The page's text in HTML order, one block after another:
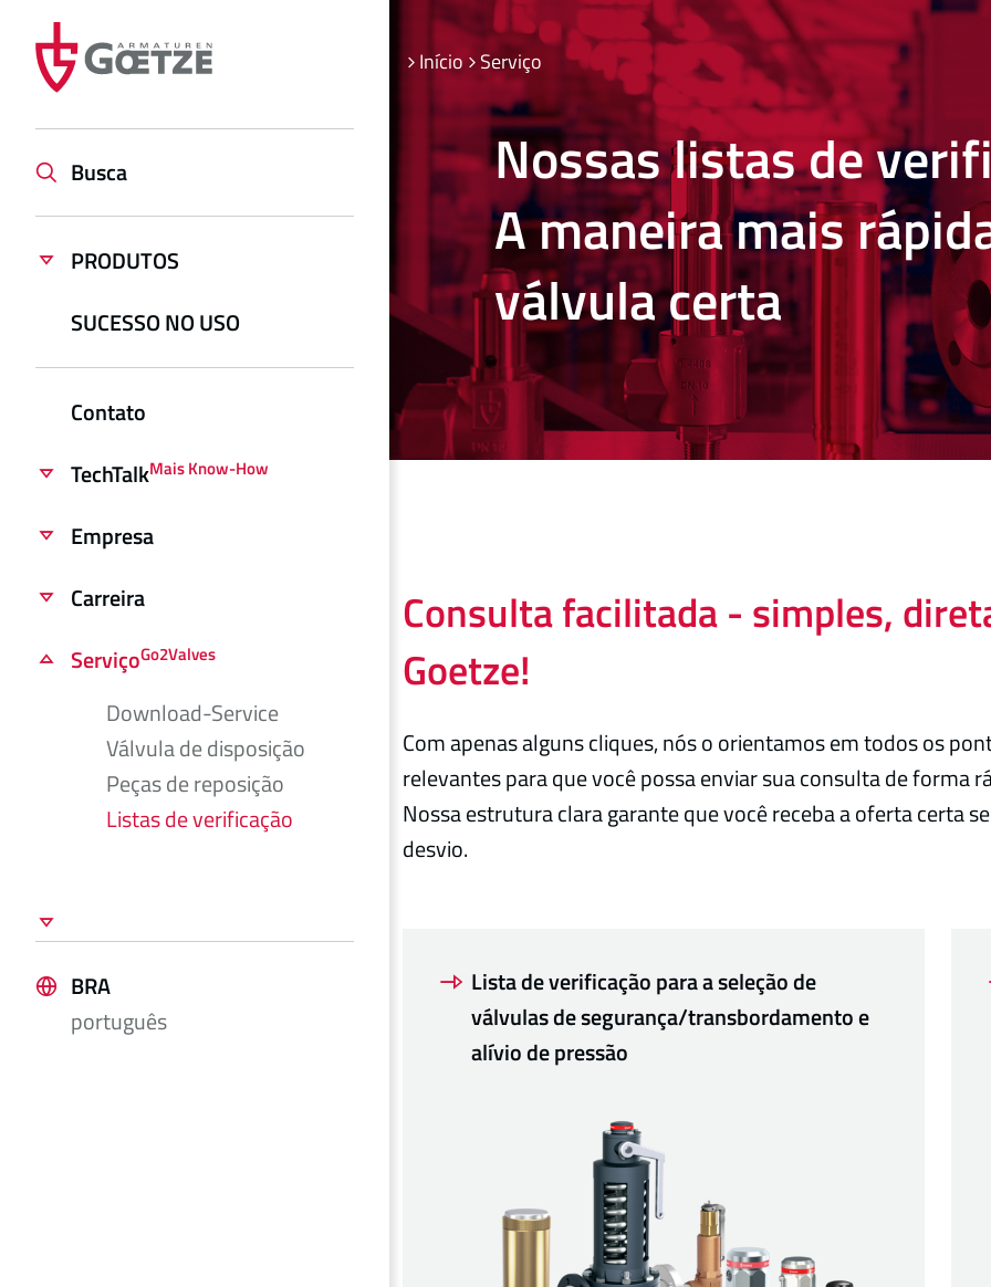
PRODUTOS
SUCESSO NO USO
Contato
TechTalkMais Know-How
Empresa
Carreira
ServiçoGo2Valves
Download-Service
Válvula de disposição
Peças de reposição
Listas de verificação
Busca
BRA
português
Início Serviço
Nossas listas de
A maneira mais
válvula certa
Consulta facilitada - simples,
Goetze!
Com apenas alguns cliques, nós o orientamos em todos os
relevantes para que você possa enviar sua consulta de forma
Nossa estrutura clara garante que você receba a oferta certa
desvio.
Lista de verificação para a seleção de
válvulas de segurança/transbordamento e
alívio de pressão